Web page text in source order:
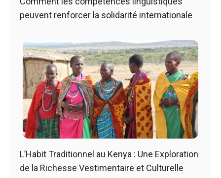
peuvent renforcer la solidarité internationale
L’Habit Traditionnel au Kenya : Une Exploration
de la Richesse Vestimentaire et Culturelle